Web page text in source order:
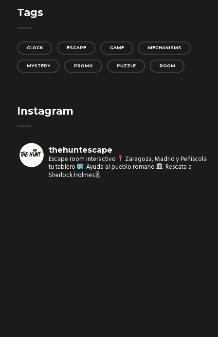
Tags
CLOCK ESCAPE GAME MECHANISMS
MYSTERY PROMO PUZZLE ROOM
Instagram
thehuntescape
Escape room interactivo Zaragoza, Madrid y Peñíscola
tu tablero Ayuda al pueblo romano Rescata a
Sherlock Holmes